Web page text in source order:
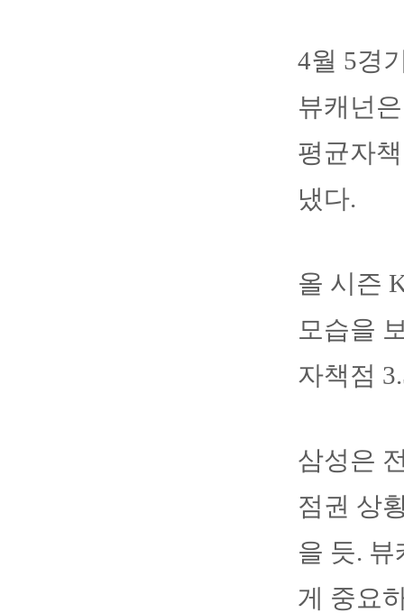
4월 5경
뷰캐넌
평균자
냈다.
올 시즌
모습을
자책점
삼성은
점권 상
을 듯.
게 중요